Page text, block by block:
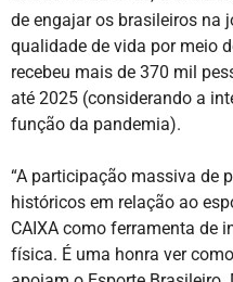
de engajar os brasileiros na
qualidade de vida por meio
recebeu mais de 370 mil
até 2025 (considerando a
função da pandemia).
“A participação massiva de
históricos em relação ao
CAIXA como ferramenta de
física. É uma honra ver